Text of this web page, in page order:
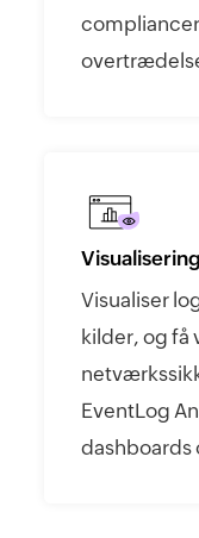
Visualiser
kilder, og
EventLog
dashboards